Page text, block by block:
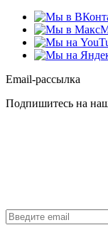
Email-рассылка
Подпишитесь на